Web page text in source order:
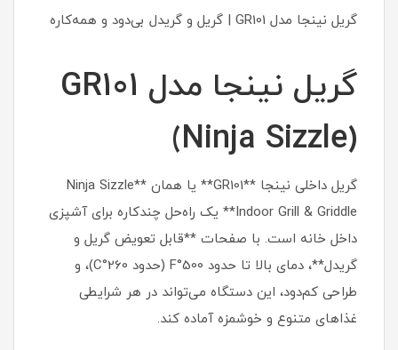
گریل نینجا مدل GR101 | گریل و گریدل بی‌دود و همه‌کاره
گریل نینجا مدل GR101
(Ninja Sizzle)
گریل داخلی نینجا **GR101** یا همان **Ninja Sizzle
Indoor Grill & Griddle** یک راه‌حل چندکاره برای آشپزی
داخل خانه است. با صفحات **قابل تعویض گریل و
گریدل**، دمای بالا تا حدود 500°F (حدود 260°C)، و
طراحی کم‌دود، این دستگاه می‌تواند در هر شرایطی
غذاهای متنوع و خوشمزه آماده کند.